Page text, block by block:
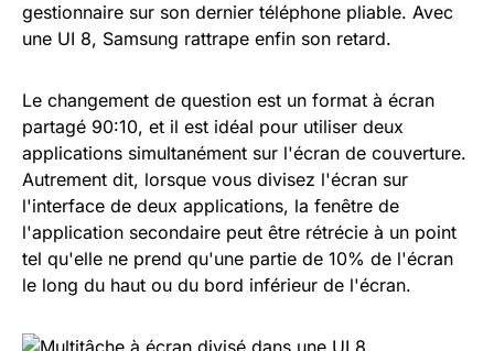
gestionnaire sur son dernier téléphone pliable. Avec
une UI 8, Samsung rattrape enfin son retard.
Le changement de question est un format à écran
partagé 90:10, et il est idéal pour utiliser deux
applications simultanément sur l'écran de couverture.
Autrement dit, lorsque vous divisez l'écran sur
l'interface de deux applications, la fenêtre de
l'application secondaire peut être rétrécie à un point
tel qu'elle ne prend qu'une partie de 10% de l'écran
le long du haut ou du bord inférieur de l'écran.